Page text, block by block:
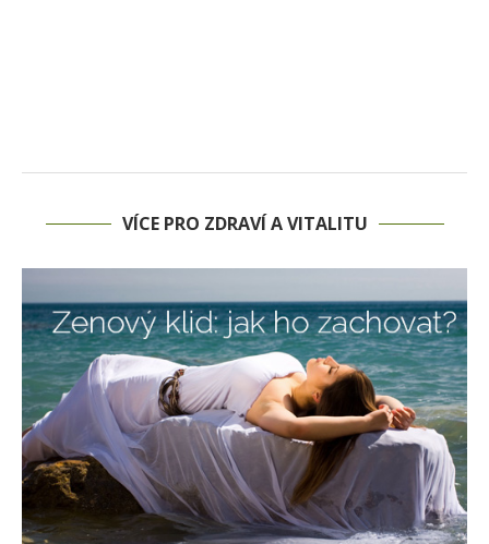
VÍCE PRO ZDRAVÍ A VITALITU